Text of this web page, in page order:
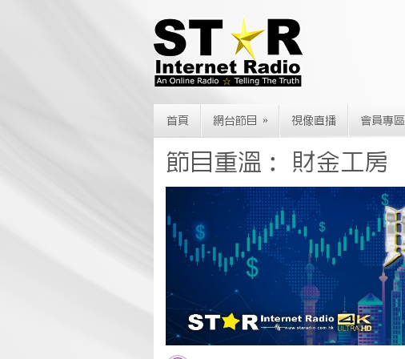
首頁 網台節目 » 視像直播 會員專區
節目重溫： 財金工房